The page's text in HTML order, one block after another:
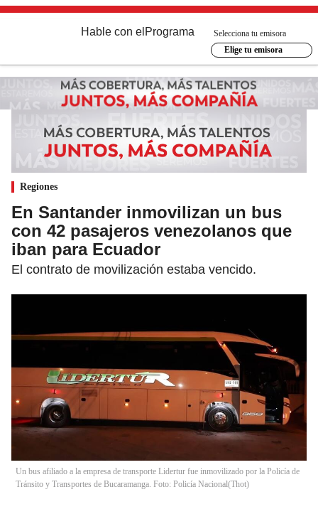
Hable con el Programa
Selecciona tu emisora
Elige tu emisora
Regiones
En Santander inmovilizan un bus
con 42 pasajeros venezolanos que
iban para Ecuador
El contrato de movilización estaba vencido.
Un bus afiliado a la empresa de transporte Lidertur fue inmovilizado por la Policía de
Tránsito y Transportes de Bucaramanga. Foto: Policía Nacional(Thot)